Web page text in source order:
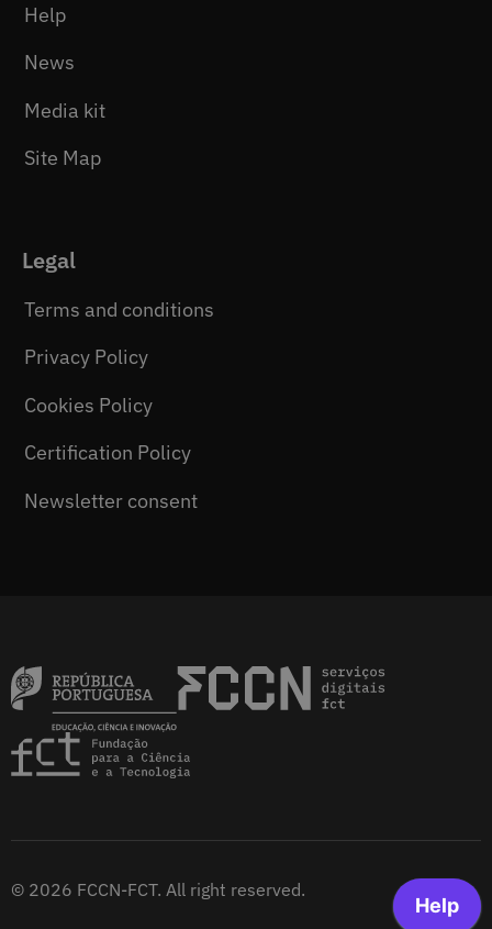
Help
News
Media kit
Site Map
Legal
Terms and conditions
Privacy Policy
Cookies Policy
Certification Policy
Newsletter consent
© 2026 FCCN-FCT. All right reserved.